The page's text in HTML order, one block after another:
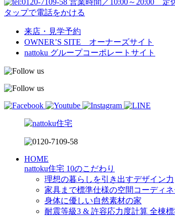
タップで電話をかける
来店・見学予約
OWNER’S SITE オーナーズサイト
nattoku グループコーポレートサイト
HOME
nattoku住宅 10のこだわり
理想の暮らしを引き出すデザイン力
家具まで標準仕様の空間コーディネ
身体に優しい自然素材の家
耐震等級3 & 許容応力度計算 全棟